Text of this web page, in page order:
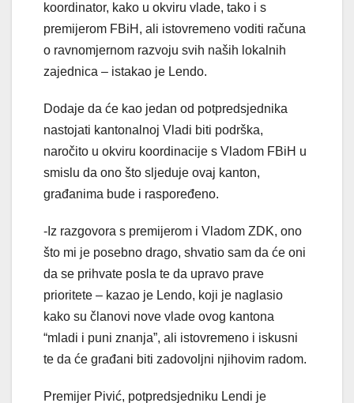
koordinator, kako u okviru vlade, tako i s
premijerom FBiH, ali istovremeno voditi računa
o ravnomjernom razvoju svih naših lokalnih
zajednica – istakao je Lendo.
Dodaje da će kao jedan od potpredsjednika
nastojati kantonalnoj Vladi biti podrška,
naročito u okviru koordinacije s Vladom FBiH u
smislu da ono što sljeduje ovaj kanton,
građanima bude i raspoređeno.
-Iz razgovora s premijerom i Vladom ZDK, ono
što mi je posebno drago, shvatio sam da će oni
da se prihvate posla te da upravo prave
prioritete – kazao je Lendo, koji je naglasio
kako su članovi nove vlade ovog kantona
“mladi i puni znanja”, ali istovremeno i iskusni
te da će građani biti zadovoljni njihovim radom.
Premijer Pivić, potpredsjedniku Lendi je